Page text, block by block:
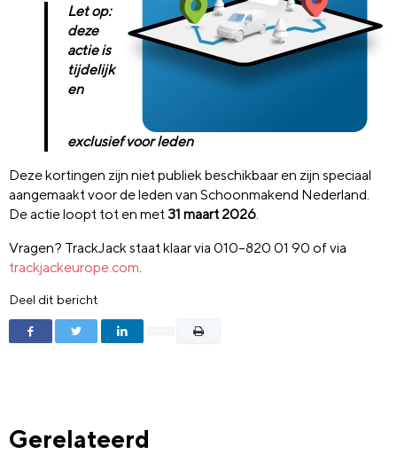
Let op:
deze
actie is
tijdelijk
en
exclusief voor leden
Deze kortingen zijn niet publiek beschikbaar en zijn speciaal
aangemaakt voor de leden van Schoonmakend Nederland.
De actie loopt tot en met31 maart 2026.
Vragen? TrackJack staat klaar via 010–820 01 90 of via
trackjackeurope.com.
Deel dit bericht
Gerelateerd